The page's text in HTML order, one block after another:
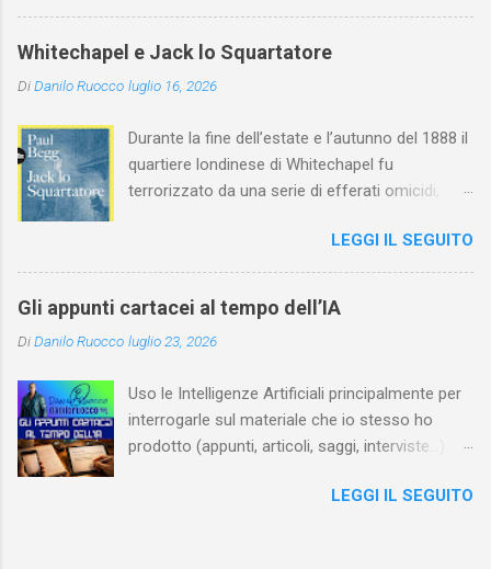
maturità ed è stata in grado di rinnovare
profondamente l'attardato mondo teatrale
Whitechapel e Jack lo Squartatore
DiDanilo Ruocco luglio 16, 2026
Durante la fine dell’estate e l’autunno del 1888 il
quartiere londinese di Whitechapel fu
terrorizzato da una serie di efferati omicidi,
assassino ribattezzato Jack lo Squartatore la
cui identità, tutt’oggi, resta ignota. Paul Begg in
Jack lo Squartatore: la vera storia , edito da
Utet, ricostruisce non solo i cinque omicidi
“canonicamente” addebitati a Jack lo
capitoli, soprattutto) a ricostruire la storia di
Whitechapel e del East End e a ricapitolare le
lotte intestine al Ministero dell’Interno. Ne esce
sociale dell'Inghilterra vittoriana era
LEGGI IL SEGUITO
Gli appunti cartacei al tempo dell’IA
DiDanilo Ruocco luglio 23, 2026
Uso le Intelligenze Artificiali principalmente per
interrogarle sul materiale che io stesso ho
prodotto (appunti, articoli, saggi, interviste…).
al mio lavoro, per esempio evidenziando
LEGGI IL SEGUITO